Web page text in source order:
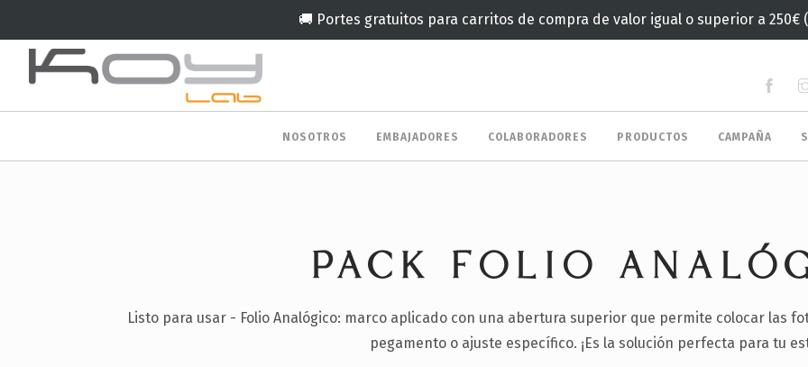
🚚 Portes gratuitos para carritos de compra de valor igual o superior a 250€
NOSOTROS EMBAJADORES COLABORADORES PRODUCTOS CAMPAÑA
PACK FOLIO
Listo para usar - Folio Analógico: marco aplicado con una abertura superior que permite colocar las
pegamento o ajuste específico. ¡Es la solución perfecta para tu